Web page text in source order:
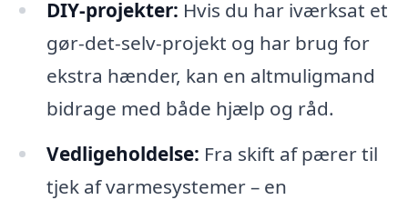
DIY-projekter: Hvis du har iværksat et
gør-det-selv-projekt og har brug for
ekstra hænder, kan en altmuligmand
bidrage med både hjælp og råd.
Vedligeholdelse: Fra skift af pærer til
tjek af varmesystemer – en